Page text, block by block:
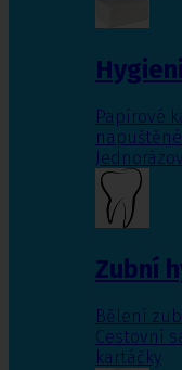
Papírové
Zubní
Bělení
Cestovní
kartáčky